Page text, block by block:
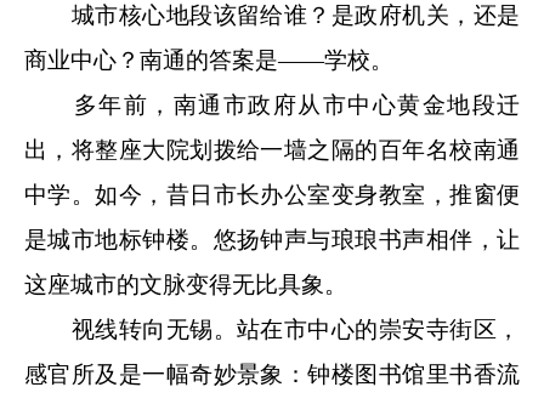
城市核心地段该留给谁？是政府机关，还是
商业中心？南通的答案是——学校。
多年前，南通市政府从市中心黄金地段迁
出，将整座大院划拨给一墙之隔的百年名校南通
中学。如今，昔日市长办公室变身教室，推窗便
是城市地标钟楼。悠扬钟声与琅琅书声相伴，让
这座城市的文脉变得无比具象。
视线转向无锡。站在市中心的崇安寺街区，
感官所及是一幅奇妙景象：钟楼图书馆里书香流